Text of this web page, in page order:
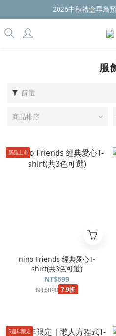
2026中秋禮盒早鳥
服
篩選
商品排序
新品上市
nino Friends 經典愛心T-
shirt(共3色可選)
NT$699
NT$890 7.9折
5週年限定